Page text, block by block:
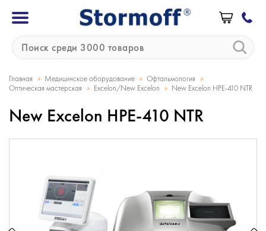
Главная » Медицинское оборудование » Офтальмология »
Оптическая мастерская » Excelon/New Excelon » New Excelon HPE-410 NTR
New Excelon HPE-410 NTR